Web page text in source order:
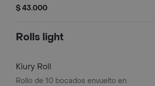
$ 43.000
Rolls light
Kiury Roll
Rollo de 10 bocados envuelto en